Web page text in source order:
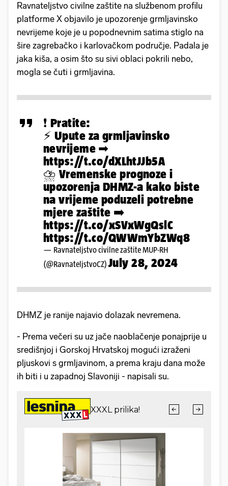
Ravnateljstvo civilne zaštite na službenom profilu
platforme X objavilo je upozorenje grmljavinsko
nevrijeme koje je u popodnevnim satima stiglo na
šire zagrebačko i karlovačkom područje. Padala je
jaka kiša, a osim što su sivi oblaci pokrili nebo,
mogla se čuti i grmljavina.
❗️ Pratite:
⚡️ Upute za grmljavinsko
nevrijeme ➡
https://t.co/dXLhtJJb5A
⛈️ Vremenske prognoze i
upozorenja DHMZ-a kako biste
na vrijeme poduzeli potrebne
mjere zaštite ➡️
https://t.co/xSVxWgQslC
https://t.co/QWWmYbZWq8
— Ravnateljstvo civilne zaštite MUP-RH
(@RavnateljstvoCZ) July 28, 2024
DHMZ je ranije najavio dolazak nevremena.
- Prema večeri su uz jače naoblačenje ponajprije u
središnjoj i Gorskoj Hrvatskoj mogući izraženi
pljuskovi s grmljavinom, a prema kraju dana može
ih biti i u zapadnoj Slavoniji - napisali su.